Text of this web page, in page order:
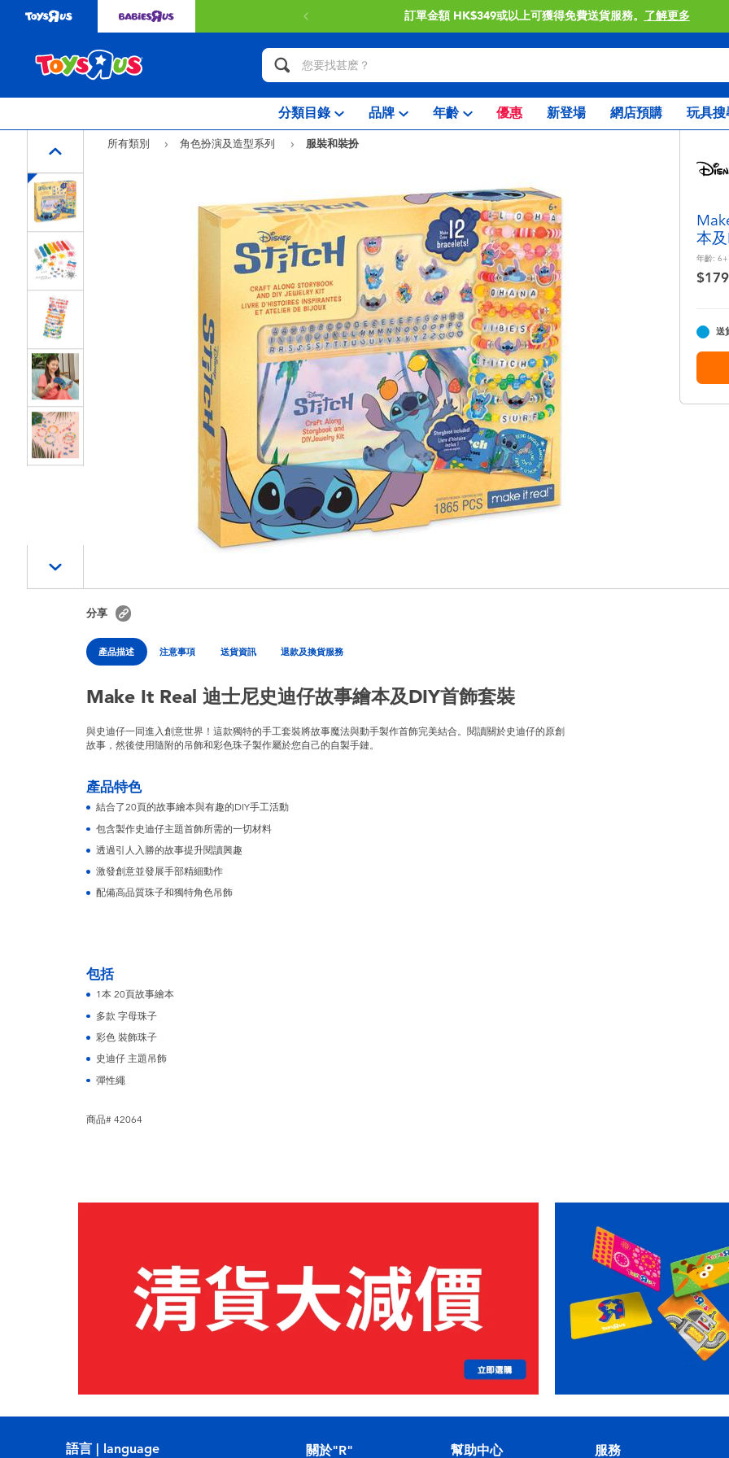
訂單金額 HK$349或以上可獲得免費送貨服務。了解更多
分類目錄 品牌 年齡 優惠 新登場 網店預購 玩具搜
所有類別 角色扮演及造型系列
服裝和裝扮
本
年齡: 6+
送
分享
產品描述 注意事項 送貨資訊 退款及換貨服務
Make It Real 迪士尼史迪仔故事繪本及DIY首飾套裝
與史迪仔一同進入創意世界！這款獨特的手工套裝將故事魔法與動手製作首飾完美結合。閱讀關於史迪仔的原創
故事，然後使用隨附的吊飾和彩色珠子製作屬於您自己的自製手鏈。
產品特色
結合了20頁的故事繪本與有趣的DIY手工活動
包含製作史迪仔主題首飾所需的一切材料
透過引人入勝的故事提升閱讀興趣
激發創意並發展手部精細動作
配備高品質珠子和獨特角色吊飾
包括
1本 20頁故事繪本
多款 字母珠子
彩色 裝飾珠子
史迪仔 主題吊飾
彈性繩
商品# 42064
語言 | language 關於"R" 幫助中心 服務